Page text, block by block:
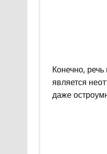
Конечно,
является
даже